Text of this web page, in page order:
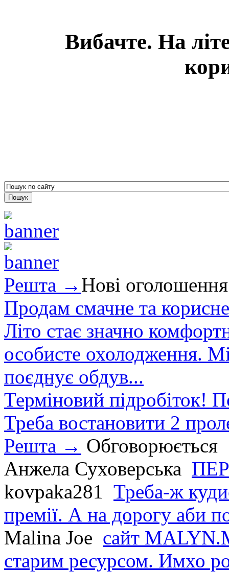
Вибачте. На
Решта → Нові оголошення
Продам смачне та
Літо стає значно
особисте охолодження.
поєднує обдув...
Терміновий підробіток!
Треба востановити 2
Решта → Обговорюється
Анжела Суховерська
kovpaka281 Треба-ж
премії. А на дорогу аби
Malina Joe сайт
старим ресурсом. Имхо